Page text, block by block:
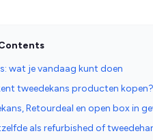
wat je vandaag kunt doen
tweedekans producten kopen?
Retourdeal en open box in
als refurbished of